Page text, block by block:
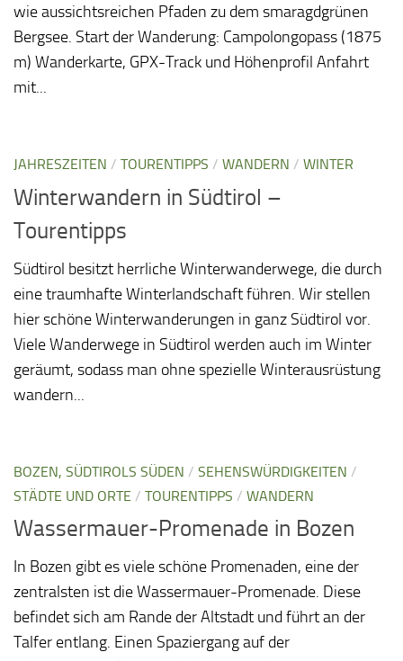
wie aussichtsreichen Pfaden zu dem smaragdgrünen
Bergsee. Start der Wanderung: Campolongopass (1875
m) Wanderkarte, GPX-Track und Höhenprofil Anfahrt
mit...
JAHRESZEITEN / TOURENTIPPS / WANDERN / WINTER
Winterwandern in Südtirol –
Tourentipps
Südtirol besitzt herrliche Winterwanderwege, die durch
eine traumhafte Winterlandschaft führen. Wir stellen
hier schöne Winterwanderungen in ganz Südtirol vor.
Viele Wanderwege in Südtirol werden auch im Winter
geräumt, sodass man ohne spezielle Winterausrüstung
wandern...
BOZEN, SÜDTIROLS SÜDEN / SEHENSWÜRDIGKEITEN /
STÄDTE UND ORTE / TOURENTIPPS / WANDERN
Wassermauer-Promenade in Bozen
In Bozen gibt es viele schöne Promenaden, eine der
zentralsten ist die Wassermauer-Promenade. Diese
befindet sich am Rande der Altstadt und führt an der
Talfer entlang. Einen Spaziergang auf der